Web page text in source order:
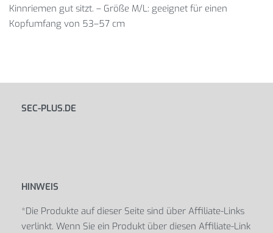
Kinnriemen gut sitzt. – Größe M/L: geeignet für einen
Kopfumfang von 53–57 cm
SEC-PLUS.DE
HINWEIS
*Die Produkte auf dieser Seite sind über Affiliate-Links
verlinkt. Wenn Sie ein Produkt über diesen Affiliate-Link